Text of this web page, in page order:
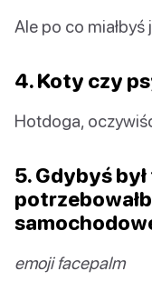
Ale po co miałbyś
4. Koty czy
Hotdoga,
5. Gdybyś
emoji facepalm